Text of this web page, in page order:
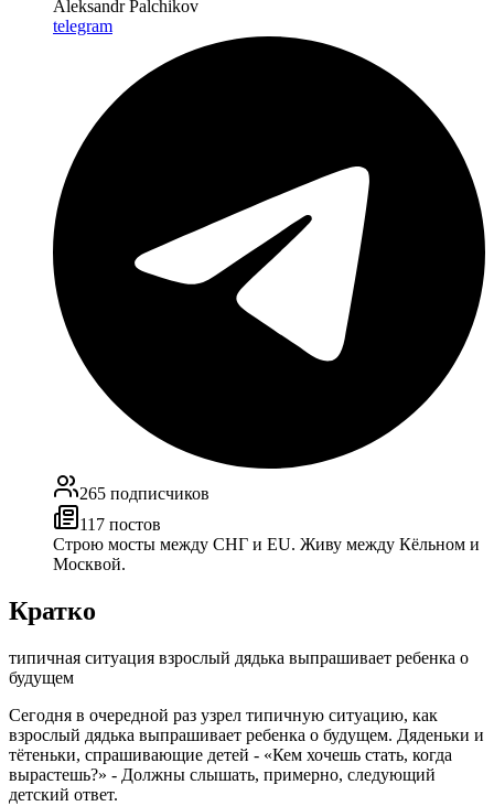
Aleksandr Palchikov
telegram
265 подписчиков
117 постов
Строю мосты между СНГ и EU. Живу между Кёльном и
Москвой.
Кратко
типичная ситуация взрослый дядька выпрашивает ребенка о
будущем
Сегодня в очередной раз узрел типичную ситуацию, как
взрослый дядька выпрашивает ребенка о будущем. Дяденьки и
тётеньки, спрашивающие детей - «Кем хочешь стать, когда
вырастешь?» - Должны слышать, примерно, следующий
детский ответ.